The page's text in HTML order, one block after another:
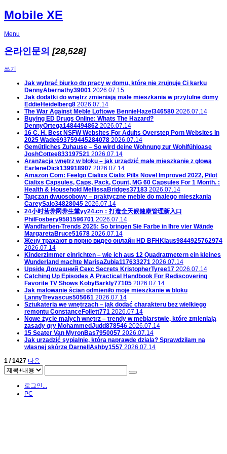
Mobile XE
Menu
온라인문의 [28,528]
쓰기
Jak wybrać biurko do pracy w domu, które nie zrujnuje Ci karku
DennyAbernathy39001 2026.07.15
Jak dodatki do wnętrz zmieniają małe mieszkania w przytulne domy
EddieHeidelberg8 2026.07.14
The War Against Meble Loftowe BennieHazel346580 2026.07.14
Buying ED Drugs Online: Whats The Hazard?
DennyOrtega1484494862 2026.07.14
16 C. H. Best NSFW Websites For Adults Overstep Porn Websites In
2025 Wade693759445284078 2026.07.14
Gemütliches Zuhause – So wird deine Wohnung zur Wohlfühloase
JoshCottee833197521 2026.07.14
Aranżacja wnętrz w bloku – jak urządzić małe mieszkanie z głową
EarleneDick139918907 2026.07.14
Amazon Com: Feelgo Cialixs Cialix Pills Novel Improved 2022, Pilot
Cialixs Capsules, Caps, Pack, Count, MG 60 Capsules For 1 Month. :
Health & Household MellissaBridges37183 2026.07.14
Tapczan dwuosobowy – praktyczne meble do małego mieszkania
CareySalo34828045 2026.07.14
24小时营养网养生堂yy24.cn：打造全天候健康管理新入口
PhilFosbery9581596701 2026.07.14
Wandfarben-Trends 2025: So bringen Sie Farbe in Ihre vier Wände
MargaretaBruce51678 2026.07.14
Жену трахают в порно видео онлайн HD BFHKlaus9844925762974
2026.07.14
Kinderzimmer einrichten – wie ich aus 12 Quadratmetern ein kleines
Wunderland machte MarisaZubia117633271 2026.07.14
Upside Домашний Секс Secrets KristopherTyree17 2026.07.14
Catching Up Episodes A Practical Handbook For Rediscovering
Favorite TV Shows KobyBarkly77105 2026.07.14
Jak malowanie ścian odmieniło moje mieszkanie w bloku
LannyTrevascus505661 2026.07.14
Sztukateria we wnętrzach – jak dodać charakteru bez wielkiego
remontu ConstanceFollett771 2026.07.14
Nowe życie małych wnętrz – trendy w meblarstwie, które zmieniają
zasady gry MohammedJudd878546 2026.07.14
15 Seater Van MyronBas7950057 2026.07.14
Jak urzadzić sypialnie, która naprawde dziala? Sprawdzilam na
wlasnej skórze DarnellAshby1557 2026.07.14
1 / 1427 다음
로그인...
PC